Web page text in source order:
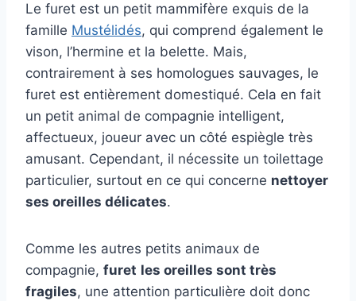
Le furet est un petit mammifère exquis de la
famille Mustélidés, qui comprend également le
vison, l’hermine et la belette. Mais,
contrairement à ses homologues sauvages, le
furet est entièrement domestiqué. Cela en fait
un petit animal de compagnie intelligent,
affectueux, joueur avec un côté espiègle très
amusant. Cependant, il nécessite un toilettage
particulier, surtout en ce qui concerne nettoyer
ses oreilles délicates.
Comme les autres petits animaux de
compagnie, furet les oreilles sont très
fragiles, une attention particulière doit donc